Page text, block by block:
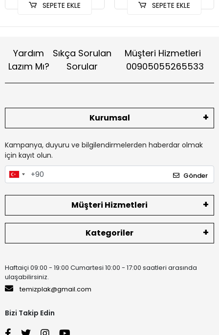
SEPETE EKLE SEPETE EKLE
Yardım
Lazım Mı?
Sıkça Sorulan
Sorular
Müşteri Hizmetleri
00905055265533
Kurumsal
Kampanya, duyuru ve bilgilendirmelerden haberdar olmak
için kayıt olun.
Gönder
Müşteri Hizmetleri
Kategoriler
Haftaiçi 09:00 - 19:00 Cumartesi 10:00 - 17:00 saatleri arasında
ulaşabilirsiniz.
temizplak@gmail.com
Bizi Takip Edin